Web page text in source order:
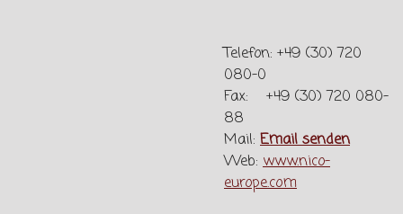
Telefon: +49 (30) 720
080-0
Fax: +49 (30) 720 080-
88
Mail: Email senden
Web: www.nico-
europe.com